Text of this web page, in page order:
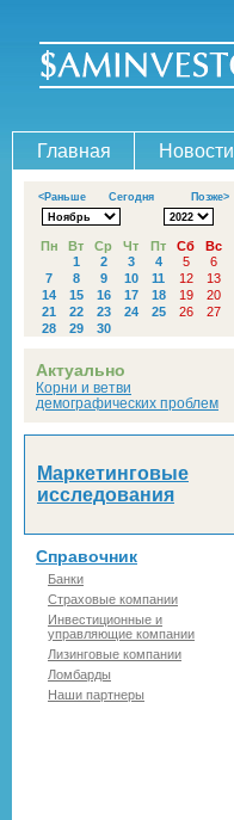
Главная Новости
<Раньше Сегодня Позже>
Пн Вт Ср Чт Пт Сб
Вс
1
2 3 4 5
6
7
8 9 10 11 12
13
14
15 16 17 18 19
20
21
22 23 24 25 26
27
28
29 30
Актуально
Корни и ветви
демографических проблем
Маркетинговые
исследования
Справочник
Банки
Страховые компании
Инвестиционные и
управляющие компании
Лизинговые компании
Ломбарды
Наши партнеры